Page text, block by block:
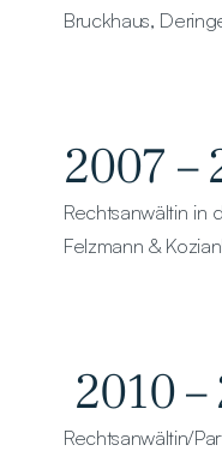
Bruckhaus,
2007 –
Rechtsanwältin in
Felzmann &
2010 –
Rechtsanwältin/